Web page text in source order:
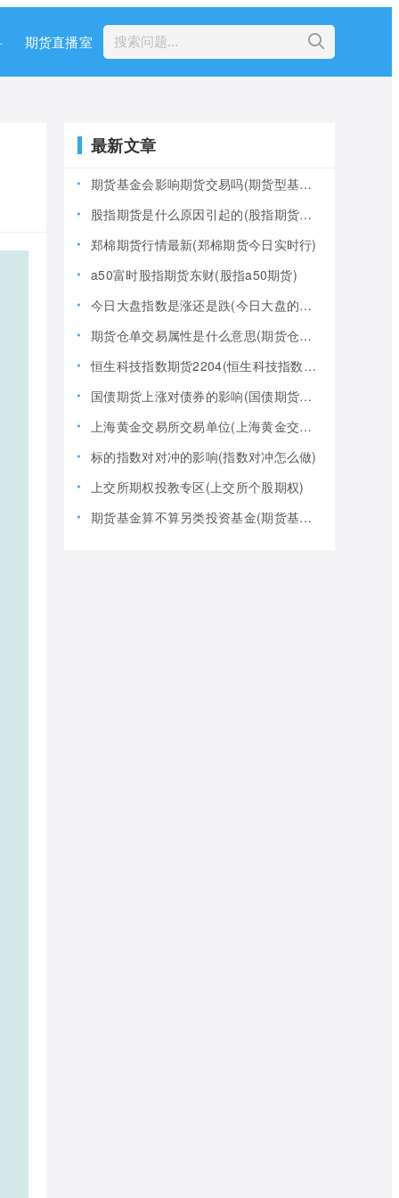
期货直播室
最新文章
期货基金会影响期货交易吗(期货型基金风险大吗)
股指期货是什么原因引起的(股指期货产生的原因)
郑棉期货行情最新(郑棉期货今日实时行)
a50富时股指期货东财(股指a50期货)
今日大盘指数是涨还是跌(今日大盘的指数是多少)
期货仓单交易属性是什么意思(期货仓是什么意思)
恒生科技指数期货2204(恒生科技指数期货夜盘)
国债期货上涨对债券的影响(国债期货上涨对债券的影响大吗)
上海黄金交易所交易单位(上海黄金交易所全称)
标的指数对对冲的影响(指数对冲怎么做)
上交所期权投教专区(上交所个股期权)
期货基金算不算另类投资基金(期货基金是期货还是基金)